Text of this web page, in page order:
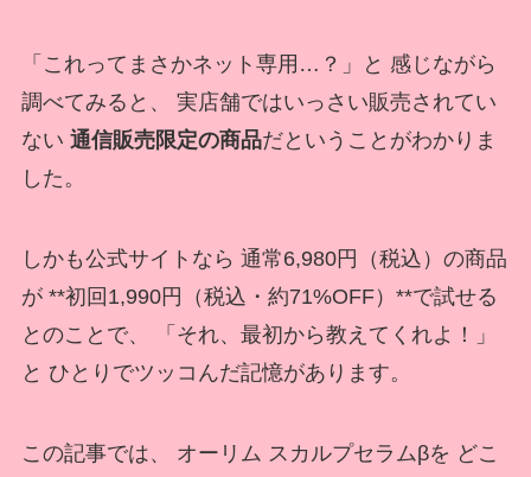
「これってまさかネット専用…？」と 感じながら
調べてみると、 実店舗ではいっさい販売されてい
ない 通信販売限定の商品だということがわかりま
した。
しかも公式サイトなら 通常6,980円（税込）の商品
が **初回1,990円（税込・約71%OFF）**で試せる
とのことで、 「それ、最初から教えてくれよ！」
と ひとりでツッコんだ記憶があります。
この記事では、 オーリム スカルプセラムβを どこ